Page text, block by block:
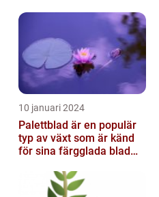
10 januari 2024
Palettblad är en populär
typ av växt som är känd
för sina färgglada blad
egenskaper...